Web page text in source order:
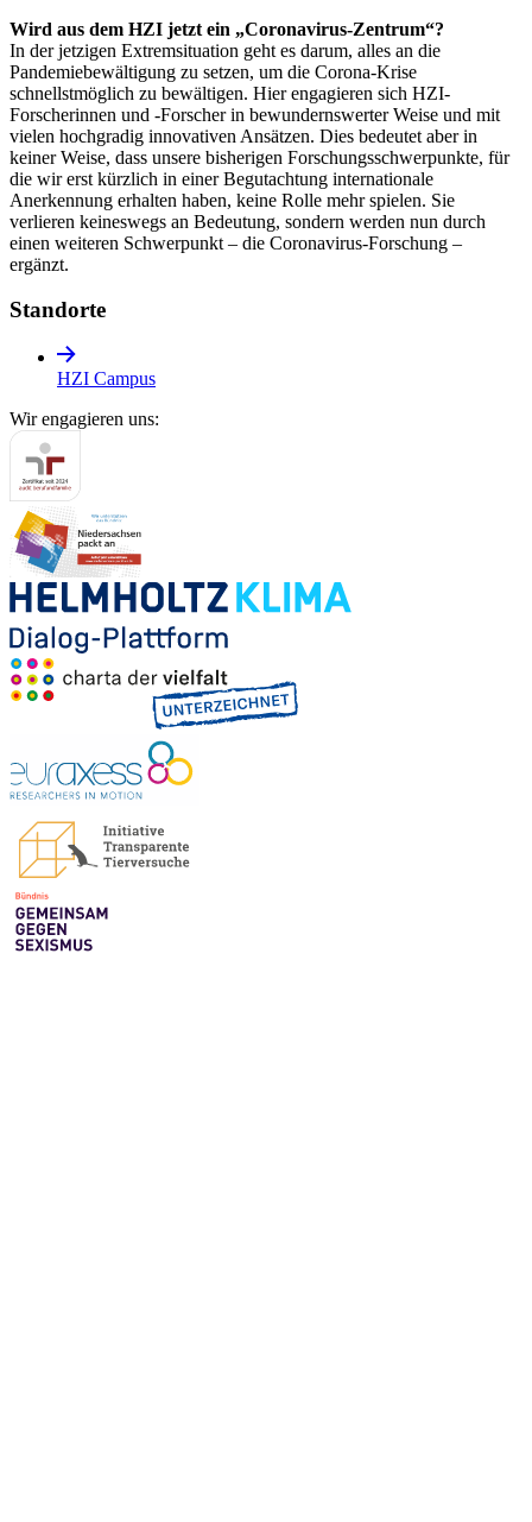
Wird aus dem HZI jetzt ein „Coronavirus-Zentrum“?
In der jetzigen Extremsituation geht es darum, alles an die
Pandemiebewältigung zu setzen, um die Corona-Krise
schnellstmöglich zu bewältigen. Hier engagieren sich HZI-
Forscherinnen und -Forscher in bewundernswerter Weise und mit
vielen hochgradig innovativen Ansätzen. Dies bedeutet aber in
keiner Weise, dass unsere bisherigen Forschungsschwerpunkte, für
die wir erst kürzlich in einer Begutachtung internationale
Anerkennung erhalten haben, keine Rolle mehr spielen. Sie
verlieren keineswegs an Bedeutung, sondern werden nun durch
einen weiteren Schwerpunkt – die Coronavirus-Forschung –
ergänzt.
Standorte
HZI Campus
Wir engagieren uns: